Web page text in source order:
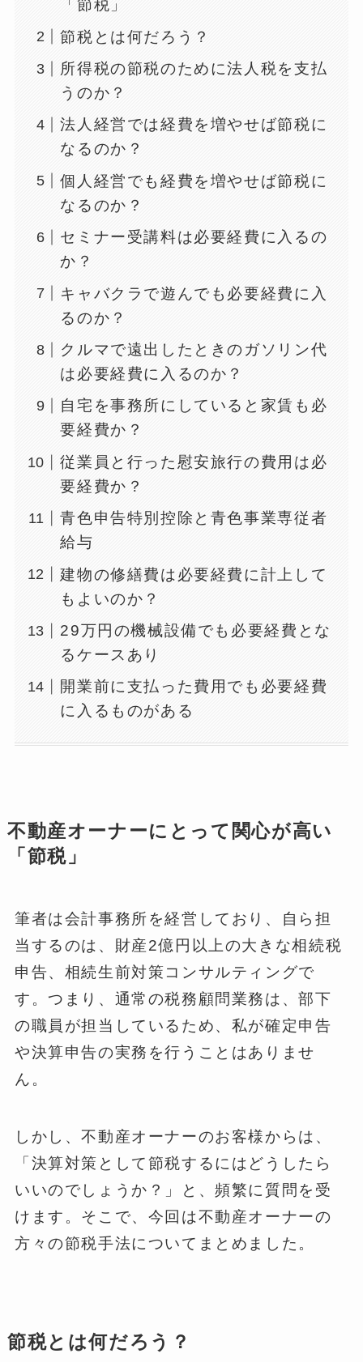
「節税」
節税とは何だろう？
所得税の節税のために法人税を支払
うのか？
法人経営では経費を増やせば節税に
なるのか？
個人経営でも経費を増やせば節税に
なるのか？
セミナー受講料は必要経費に入るの
か？
キャバクラで遊んでも必要経費に入
るのか？
クルマで遠出したときのガソリン代
は必要経費に入るのか？
自宅を事務所にしていると家賃も必
要経費か？
従業員と行った慰安旅行の費用は必
要経費か？
青色申告特別控除と青色事業専従者
給与
建物の修繕費は必要経費に計上して
もよいのか？
29万円の機械設備でも必要経費とな
るケースあり
開業前に支払った費用でも必要経費
に入るものがある
不動産オーナーにとって関心が高い
「節税」
筆者は会計事務所を経営しており、自ら担
当するのは、財産2億円以上の大きな相続税
申告、相続生前対策コンサルティングで
す。つまり、通常の税務顧問業務は、部下
の職員が担当しているため、私が確定申告
や決算申告の実務を行うことはありませ
ん。
しかし、不動産オーナーのお客様からは、
「決算対策として節税するにはどうしたら
いいのでしょうか？」と、頻繁に質問を受
けます。そこで、今回は不動産オーナーの
方々の節税手法についてまとめました。
節税とは何だろう？